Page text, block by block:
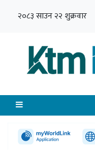
२०८३ साउन २२ शुक्रवार